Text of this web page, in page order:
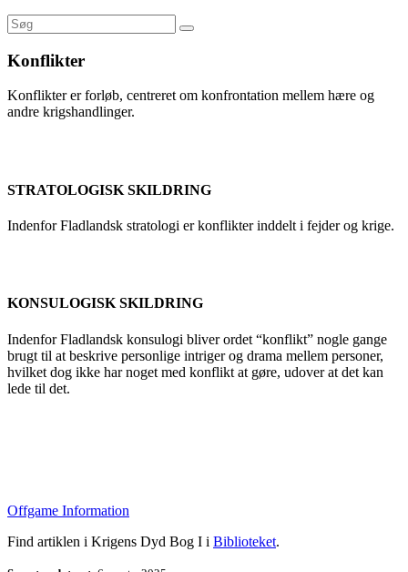
Konflikter
Konflikter er forløb, centreret om konfrontation mellem hære og
andre krigshandlinger.
STRATOLOGISK SKILDRING
Indenfor Fladlandsk stratologi er konflikter inddelt i fejder og krige.
KONSULOGISK SKILDRING
Indenfor Fladlandsk konsulogi bliver ordet “konflikt” nogle gange
brugt til at beskrive personlige intriger og drama mellem personer,
hvilket dog ikke har noget med konflikt at gøre, udover at det kan
lede til det.
Offgame Information
Find artiklen i Krigens Dyd Bog I i Biblioteket.